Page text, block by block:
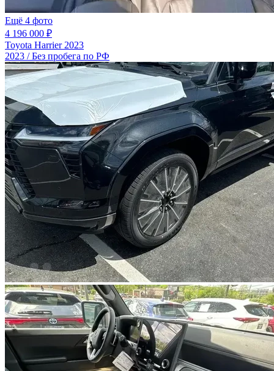
Ещё 4 фото
4 196 000 ₽
Toyota Harrier 2023
2023 / Без пробега по РФ